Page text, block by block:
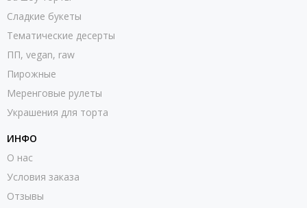
Сладкие букеты
Тематические десерты
ПП, vegan, raw
Пирожные
Меренговые рулеты
Украшения для торта
ИНФО
О нас
Условия заказа
Отзывы